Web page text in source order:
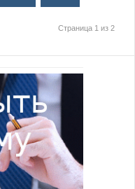
Страница 1 из 2